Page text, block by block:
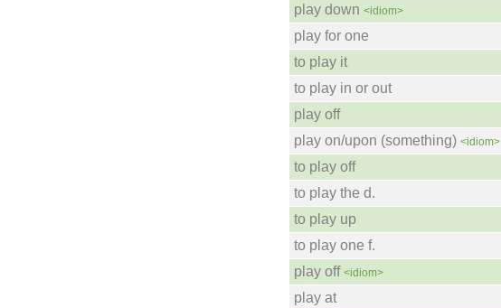
play down <idiom>
play for one
to play it
to play in or out
play off
play on/upon (something) <idiom>
to play off
to play the d.
to play up
to play one f.
play off <idiom>
play at